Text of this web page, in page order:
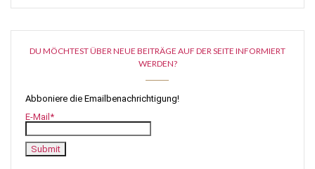
DU MÖCHTEST ÜBER NEUE BEITRÄGE AUF DER SEITE INFORMIERT
WERDEN?
Abboniere die Emailbenachrichtigung!
E-Mail*